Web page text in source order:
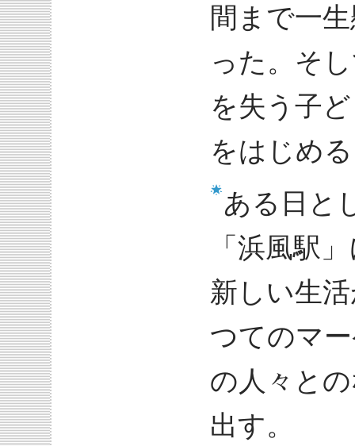
間まで一
った。そ
を失う子
をはじめ
ある日と
「浜風駅
新しい生
つてのマ
の人々と
出す。